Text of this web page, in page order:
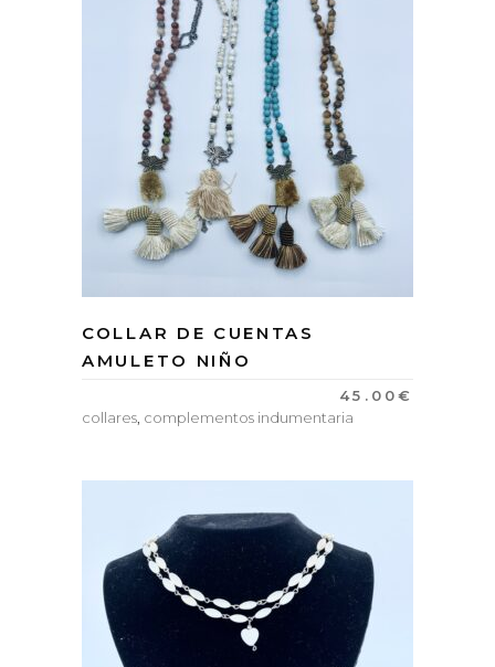
COLLAR DE CUENTAS
AMULETO NIÑO
45.00€
collares, complementos indumentaria